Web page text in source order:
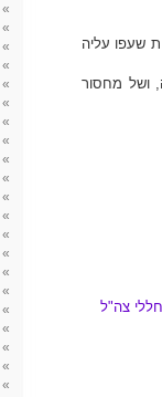
שעפו עליה
ושל מחסור
צה"ל